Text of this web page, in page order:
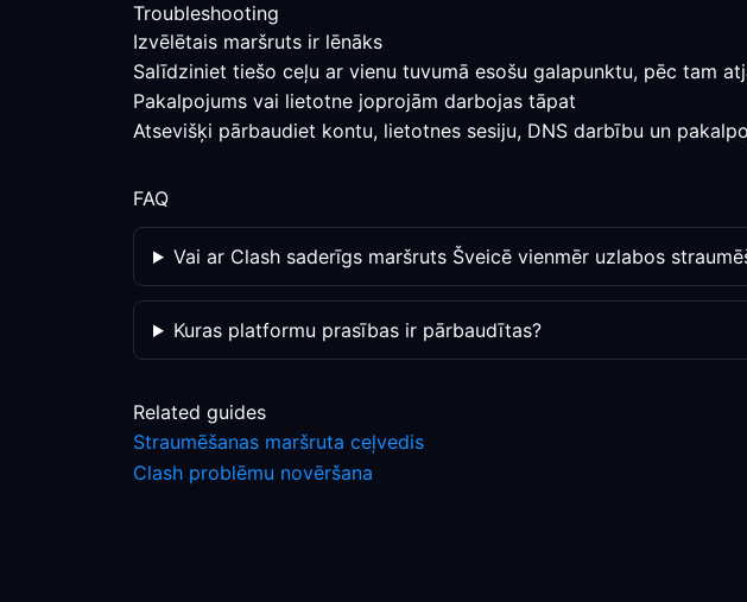
Troubleshooting
Izvēlētais maršruts ir lēnāks
Salīdziniet tiešo ceļu ar vienu tuvumā esošu galapunktu, pēc tam
Pakalpojums vai lietotne joprojām darbojas tāpat
Atsevišķi pārbaudiet kontu, lietotnes sesiju, DNS darbību un
FAQ
Vai ar Clash saderīgs maršruts Šveicē vienmēr uzlabos
Kuras platformu prasības ir pārbaudītas?
Related guides
Straumēšanas maršruta ceļvedis
Clash problēmu novēršana